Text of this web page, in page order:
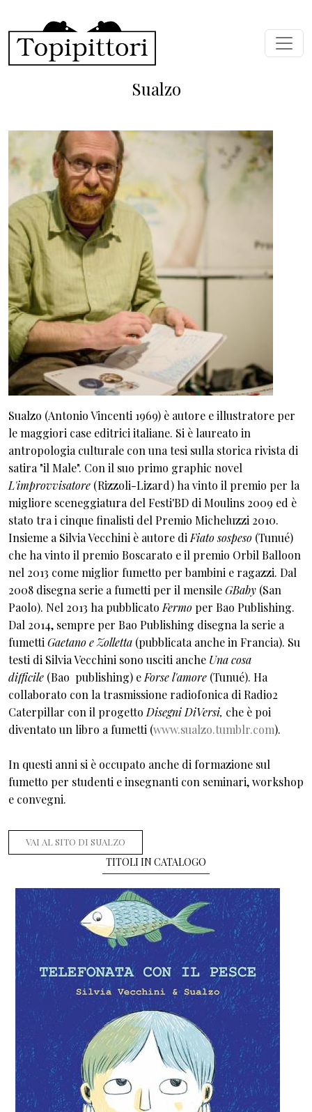
Sualzo
Sualzo (Antonio Vincenti 1969) è autore e illustratore per
le maggiori case editrici italiane. Si è laureato in
antropologia culturale con una tesi sulla storica rivista di
satira "il Male". Con il suo primo graphic novel
L'improvvisatore (Rizzoli-Lizard) ha vinto il premio per la
migliore sceneggiatura del Festi'BD di Moulins 2009 ed è
stato tra i cinque finalisti del Premio Micheluzzi 2010.
Insieme a Silvia Vecchini è autore di Fiato sospeso (Tunué)
che ha vinto il premio Boscarato e il premio Orbil Balloon
nel 2013 come miglior fumetto per bambini e ragazzi. Dal
2008 disegna serie a fumetti per il mensileGBaby (San
Paolo). Nel 2013 ha pubblicato Fermo per Bao Publishing.
Dal 2014, sempre per Bao Publishing disegna la serie a
fumetti Gaetano e Zolletta (pubblicata anche in Francia). Su
testi di Silvia Vecchini sono usciti anche Una cosa
difficile (Bao publishing) e Forse l'amore (Tunué). Ha
collaborato con la trasmissione radiofonica di Radio2
Caterpillar con il progetto Disegni DiVersi, che è poi
diventato un libro a fumetti (www.sualzo.tumblr.com).
In questi anni si è occupato anche di formazione sul
fumetto per studenti e insegnanti con seminari, workshop
e convegni.
VAI AL SITO DI SUALZO
TITOLI IN CATALOGO